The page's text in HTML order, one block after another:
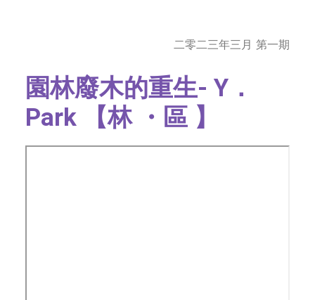
二零二三年三月 第一期
園林廢木的重生- Y．
Park 【林 ・區 】